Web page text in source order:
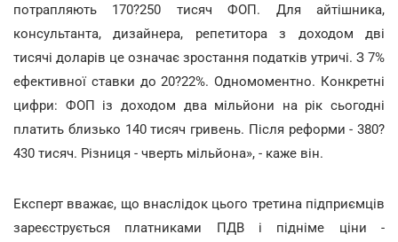
потрапляють 170?250 тисяч ФОП. Для айтішника,
консультанта, дизайнера, репетитора з доходом дві
тисячі доларів це означає зростання податків утричі. З 7%
ефективної ставки до 20?22%. Одномоментно. Конкретні
цифри: ФОП із доходом два мільйони на рік сьогодні
платить близько 140 тисяч гривень. Після реформи - 380?
430 тисяч. Різниця - чверть мільйона», - каже він.
Експерт вважає, що внаслідок цього третина підприємців
зареєструється платниками ПДВ і підніме ціни -